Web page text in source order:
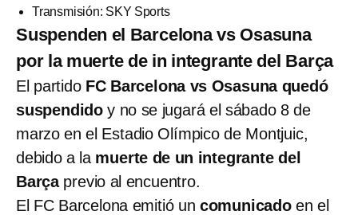
Transmisión: SKY Sports
Suspenden el Barcelona vs Osasuna
por la muerte de in integrante del Barça
El partido FC Barcelona vs Osasuna quedó
suspendidoy no se jugará el sábado 8 de
marzo en el Estadio Olímpico de Montjuic,
debido a la muerte de un integrante del
Barçaprevio al encuentro.
El FC Barcelona emitió un comunicadoen el